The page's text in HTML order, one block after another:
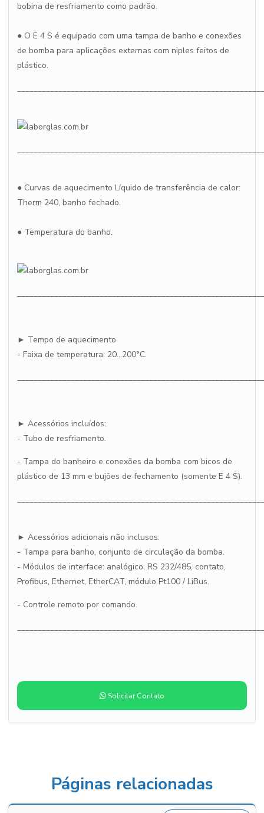
bobina de resfriamento como padrão.
● O E 4 S é equipado com uma tampa de banho e conexões
de bomba para aplicações externas com niples feitos de
plástico.
● Curvas de aquecimento Líquido de transferência de calor:
Therm 240, banho fechado.
● Temperatura do banho.
► Tempo de aquecimento
- Faixa de temperatura: 20...200°C.
► Acessórios incluídos:
- Tubo de resfriamento.
- Tampa do banheiro e conexões da bomba com bicos de
plástico de 13 mm e bujões de fechamento (somente E 4 S).
► Acessórios adicionais não inclusos:
- Tampa para banho, conjunto de circulação da bomba.
- Módulos de interface: analógico, RS 232/485, contato,
Profibus, Ethernet, EtherCAT, módulo Pt100 / LiBus.
- Controle remoto por comando.
Solicitar Contato
Páginas relacionadas